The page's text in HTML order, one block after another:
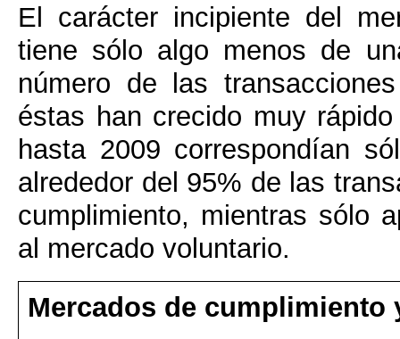
El carácter incipiente del
tiene sólo algo menos de
número de las
éstas han crecido muy
hasta 2009 correspondían
alrededor del 95% de las
cumplimiento, mientras sólo
al mercado voluntario.
Mercados de